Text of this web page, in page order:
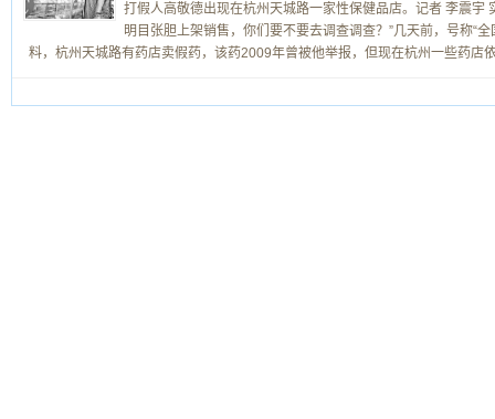
打假人高敬德出现在杭州天城路一家性保健品店。记者 李震宇
明目张胆上架销售，你们要不要去调查调查？”几天前，号称“
料，杭州天城路有药店卖假药，该药2009年曾被他举报，但现在杭州一些药店